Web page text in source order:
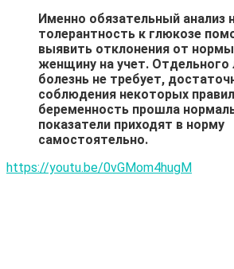
Именно обязательный анализ
толерантность к глюкозе
выявить отклонения от
женщину на учет. Отдельного
болезнь не требует,
соблюдения некоторых
беременность прошла
показатели приходят в норму
самостоятельно.
https://youtu.be/0vGMom4hugM